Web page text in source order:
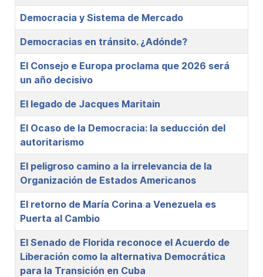
Democracia y Sistema de Mercado
Democracias en tránsito. ¿Adónde?
El Consejo e Europa proclama que 2026 será
un año decisivo
El legado de Jacques Maritain
El Ocaso de la Democracia: la seducción del
autoritarismo
El peligroso camino a la irrelevancia de la
Organización de Estados Americanos
El retorno de María Corina a Venezuela es
Puerta al Cambio
El Senado de Florida reconoce el Acuerdo de
Liberación como la alternativa Democrática
para la Transición en Cuba